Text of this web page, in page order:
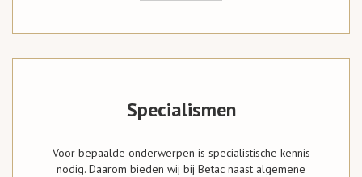
Specialismen
Voor bepaalde onderwerpen is specialistische kennis
nodig. Daarom bieden wij bij Betac naast algemene